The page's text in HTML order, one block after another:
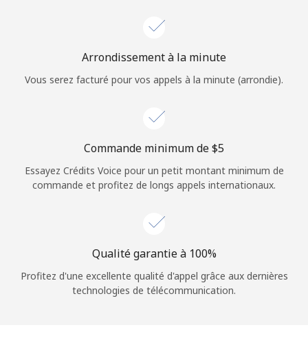
Arrondissement à la minute
Vous serez facturé pour vos appels à la minute (arrondie).
Commande minimum de ⁦$5⁩
Essayez Crédits Voice pour un petit montant minimum de
commande et profitez de longs appels internationaux.
Qualité garantie à 100%
Profitez d'une excellente qualité d'appel grâce aux dernières
technologies de télécommunication.